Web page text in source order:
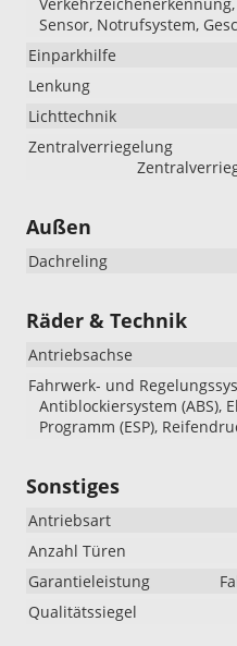
Sensor, Notrufsystem,
Einparkhilfe
Lenkung
Lichttechnik
Zentralverriegelung
Außen
Dachreling
Räder & Technik
Antriebsachse
Fahrwerk- und
Antiblockiersystem (ABS),
Programm (ESP),
Sonstiges
Antriebsart
Anzahl Türen
Garantieleistung
Qualitätssiegel